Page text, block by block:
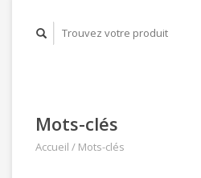
Mots-clés
Accueil / Mots-clés